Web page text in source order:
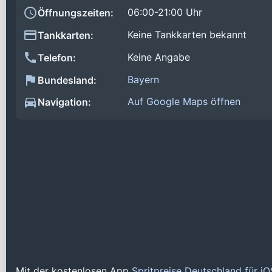
Öffnungszeiten:
06:00-21:00 Uhr
Tankkarten:
Keine Tankkarten bekannt
Telefon:
Keine Angabe
Bundesland:
Bayern
Navigation:
Auf Google Maps öffnen